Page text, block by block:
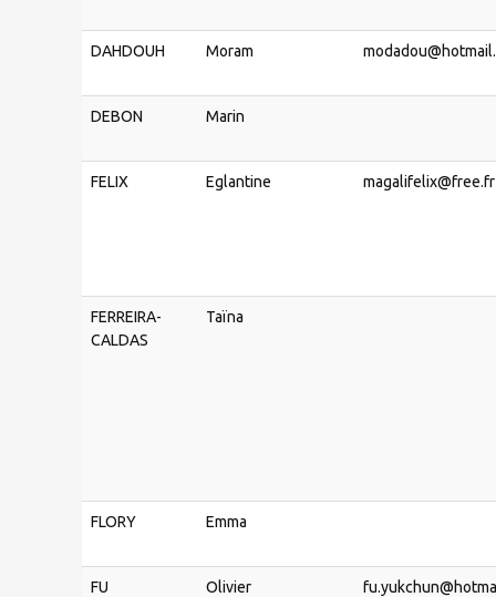
DAHDOUH Moram
DEBON Marin
FELIX Eglantine magalifelix@free.fr
FERREIRA-
CALDAS
Taïna
FLORY Emma
FU Olivier